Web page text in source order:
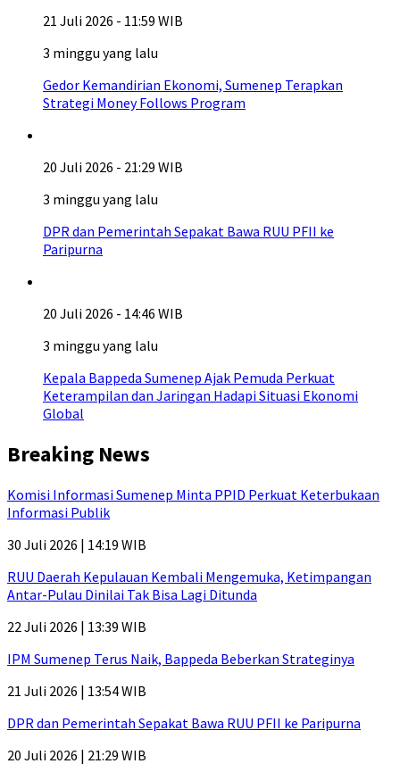
21 Juli 2026 - 11:59 WIB
3 minggu yang lalu
Gedor Kemandirian Ekonomi, Sumenep Terapkan
Strategi Money Follows Program
20 Juli 2026 - 21:29 WIB
3 minggu yang lalu
DPR dan Pemerintah Sepakat Bawa RUU PFII ke
Paripurna
20 Juli 2026 - 14:46 WIB
3 minggu yang lalu
Kepala Bappeda Sumenep Ajak Pemuda Perkuat
Keterampilan dan Jaringan Hadapi Situasi Ekonomi
Global
Breaking News
Komisi Informasi Sumenep Minta PPID Perkuat Keterbukaan
Informasi Publik
30 Juli 2026 | 14:19 WIB
RUU Daerah Kepulauan Kembali Mengemuka, Ketimpangan
Antar-Pulau Dinilai Tak Bisa Lagi Ditunda
22 Juli 2026 | 13:39 WIB
IPM Sumenep Terus Naik, Bappeda Beberkan Strateginya
21 Juli 2026 | 13:54 WIB
DPR dan Pemerintah Sepakat Bawa RUU PFII ke Paripurna
20 Juli 2026 | 21:29 WIB